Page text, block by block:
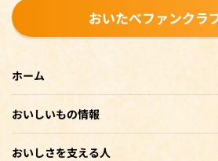
おいたべファンクラ
ホーム
おいしいもの情報
おいしさを支える人